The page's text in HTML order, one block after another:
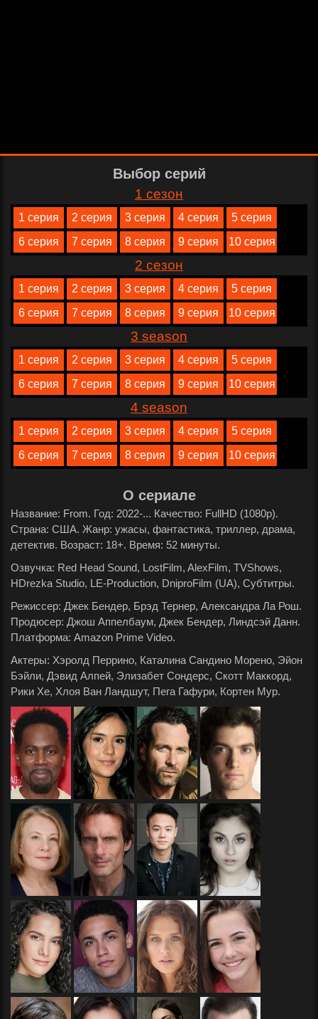
Выбор серий
1 сезон
1 серия 2 серия 3 серия 4 серия
5 серия
6 серия
7 серия 8 серия 9 серия 10 серия
2 сезон
1 серия 2 серия 3 серия 4 серия
5 серия
6 серия
7 серия 8 серия 9 серия 10 серия
3 season
1 серия 2 серия 3 серия 4 серия
5 серия
6 серия
7 серия 8 серия 9 серия 10 серия
4 season
1 серия 2 серия 3 серия 4 серия
5 серия
6 серия
7 серия 8 серия 9 серия 10 серия
О сериале
Название: From. Год: 2022-... Качество: FullHD (1080p).
Страна: США. Жанр: ужасы, фантастика, триллер, драма,
детектив. Возраст: 18+. Время: 52 минуты.
Озвучка: Red Head Sound, LostFilm, AlexFilm, TVShows,
HDrezka Studio, LE-Production, DniproFilm (UA), Субтитры.
Режиссер: Джек Бендер, Брэд Тернер, Александра Ла Рош.
Продюсер: Джош Аппелбаум, Джек Бендер, Линдсэй Данн.
Платформа: Amazon Prime Video.
Актеры: Хэролд Перрино, Каталина Сандино Морено, Эйон
Бэйли, Дэвид Алпей, Элизабет Сондерс, Скотт Маккорд,
Рики Хе, Хлоя Ван Ландшут, Пега Гафури, Кортен Мур.